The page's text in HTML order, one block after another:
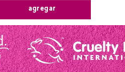
agregar